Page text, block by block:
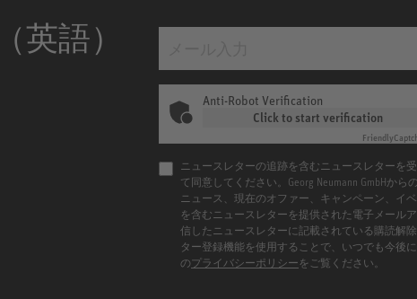
語）
Anti-Robot Verification
Click to start verification
Friendly
ニュースレターの追跡を含むニュースレターを
て同意してください。Georg Neumann GmbHか
ニュース、現在のオファー、キャンペーン、イ
を含むニュースレターを提供された電子メール
信したニュースレターに記載されている購読解
ター登録機能を使用することで、いつでも今後
のプライバシーポリシー をご覧ください。